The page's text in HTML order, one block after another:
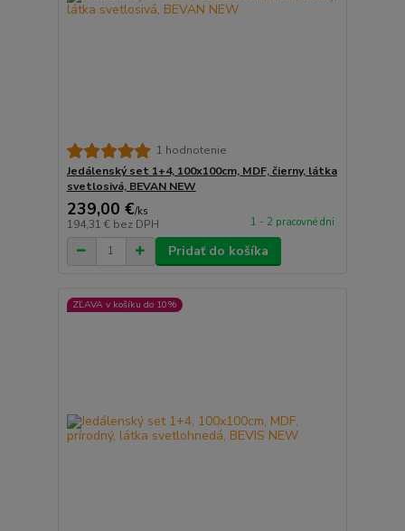
1 hodnotenie
Jedálenský set 1+4, 100x100cm, MDF, čierny, látka
svetlosivá, BEVAN NEW
239,00 €/ks
194,31 € bez DPH 1 - 2 pracovné dni
Pridať do košíka
ZĽAVA v košíku do 10%